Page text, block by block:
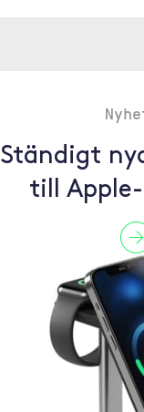
Ständigt
till